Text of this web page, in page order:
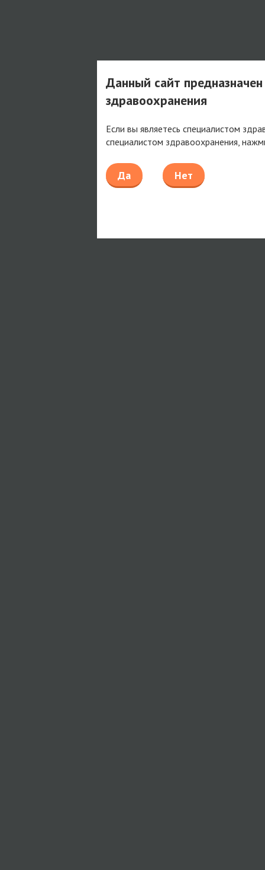
Данный сайт
здравоохранения
Если вы являетесь специалистом
специалистом здравоохранения,
Да Нет